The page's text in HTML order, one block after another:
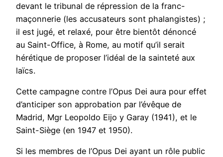
devant le tribunal de répression de la franc-
maçonnerie (les accusateurs sont phalangistes) ;
il est jugé, et relaxé, pour être bientôt dénoncé
au Saint-Office, à Rome, au motif qu’il serait
hérétique de proposer l’idéal de la sainteté aux
laïcs.
Cette campagne contre l’Opus Dei aura pour effet
d’anticiper son approbation par l’évêque de
Madrid, Mgr Leopoldo Eijo y Garay (1941), et le
Saint-Siège (en 1947 et 1950).
Si les membres de l’Opus Dei ayant un rôle public